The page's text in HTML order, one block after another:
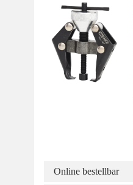
Online bestellbar